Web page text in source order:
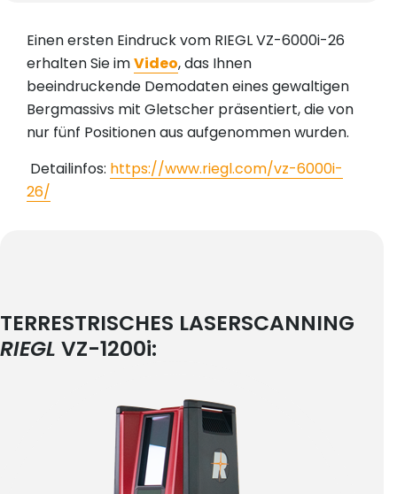
Einen ersten Eindruck vom RIEGL VZ-6000i-26
erhalten Sie imVideo, das Ihnen
beeindruckende Demodaten eines gewaltigen
Bergmassivs mit Gletscher präsentiert, die von
nur fünf Positionen aus aufgenommen wurden.
Detailinfos: https://www.riegl.com/vz-6000i-
26/
TERRESTRISCHES LASERSCANNING
RIEGL VZ-1200i: